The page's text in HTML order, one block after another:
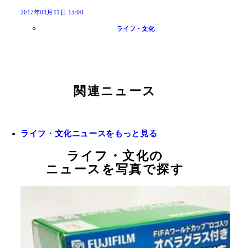
2017年01月11日 15:00
ライフ・文化
関連ニュース
ライフ・文化ニュースをもっと見る
ライフ・文化の
ニュースを写真で探す